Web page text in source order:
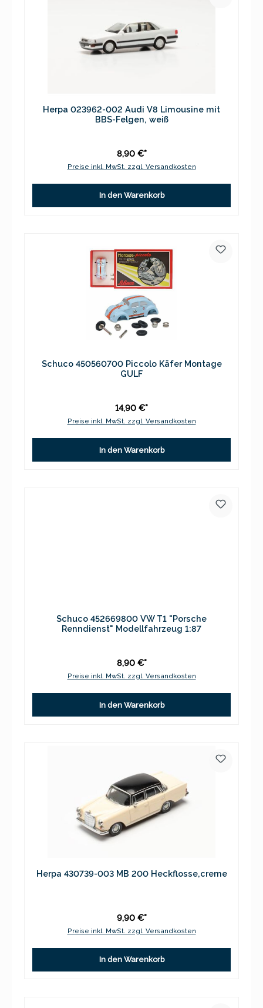
Herpa 023962-002 Audi V8 Limousine mit
BBS-Felgen, weiß
8,90 €*
Preise inkl. MwSt. zzgl. Versandkosten
In den Warenkorb
Schuco 450560700 Piccolo Käfer Montage
GULF
14,90 €*
Preise inkl. MwSt. zzgl. Versandkosten
In den Warenkorb
Schuco 452669800 VW T1 "Porsche
Renndienst" Modellfahrzeug 1:87
8,90 €*
Preise inkl. MwSt. zzgl. Versandkosten
In den Warenkorb
Herpa 430739-003 MB 200 Heckflosse,creme
9,90 €*
Preise inkl. MwSt. zzgl. Versandkosten
In den Warenkorb